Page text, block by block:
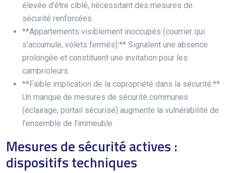
élevée d’être ciblé, nécessitant des mesures de
sécurité renforcées.
**Appartements visiblement inoccupés (courrier qui
s’accumule, volets fermés):** Signalent une absence
prolongée et constituent une invitation pour les
cambrioleurs.
**Faible implication de la copropriété dans la sécurité:**
Un manque de mesures de sécurité communes
(éclairage, portail sécurisé) augmente la vulnérabilité de
l’ensemble de l’immeuble.
Mesures de sécurité actives :
dispositifs techniques